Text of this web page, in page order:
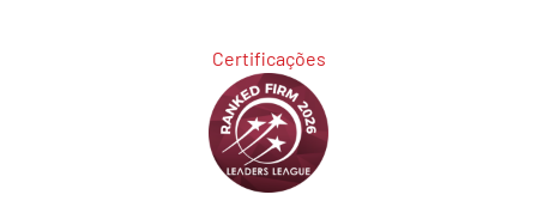
Certificações